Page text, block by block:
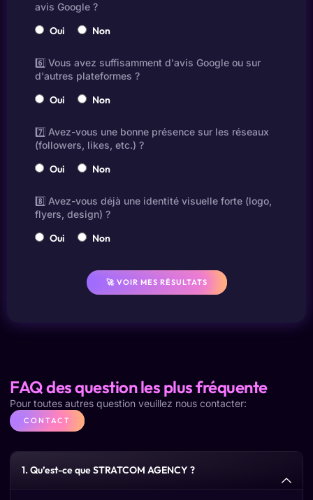
avis Google ?
Oui Non
6️⃣ Vous avez suffisamment d'avis Google ou sur
d'autres plateformes ?
Oui Non
7️⃣ Avez-vous une bonne présence sur les réseaux
(followers, likes, etc.) ?
Oui Non
8️⃣ Avez-vous déjà une identité visuelle forte (logo,
flyers, design) ?
Oui Non
🚀 VOIR MES RÉSULTATS
FAQ des question les plus fréquente
Pour toutes autres question veuillez nous contacter:
CONTACT
1. Qu’est-ce que STRATCOM AGENCY ?